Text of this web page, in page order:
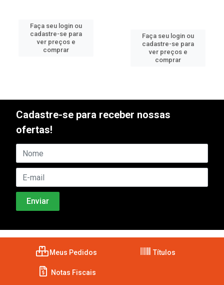
Faça seu login ou
cadastre-se para
ver preços e
comprar
Faça seu login ou
cadastre-se para
ver preços e
comprar
Cadastre-se para receber nossas
ofertas!
Meus Pedidos Títulos
Notas Fiscais